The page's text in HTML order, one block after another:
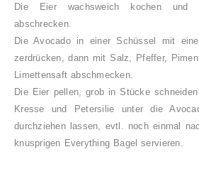
Die Eier wachsweich kochen und
abschrecken.
Die Avocado in einer Schüssel mit
zerdrücken, dann mit Salz, Pfeffer,
Limettensaft abschmecken.
Die Eier pellen, grob in Stücke
Kresse und Petersilie unter die
durchziehen lassen, evtl. noch einmal
knusprigen Everything Bagel servieren.